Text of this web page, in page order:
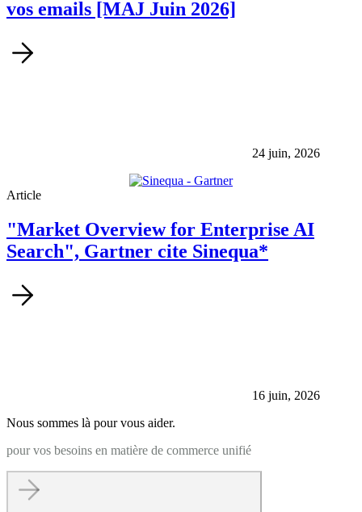
vos emails [MAJ Juin 2026]
24 juin, 2026
Article
"Market Overview for Enterprise AI
Search", Gartner cite Sinequa*
16 juin, 2026
Nous sommes là pour vous aider.
pour vos besoins en matière de commerce unifié